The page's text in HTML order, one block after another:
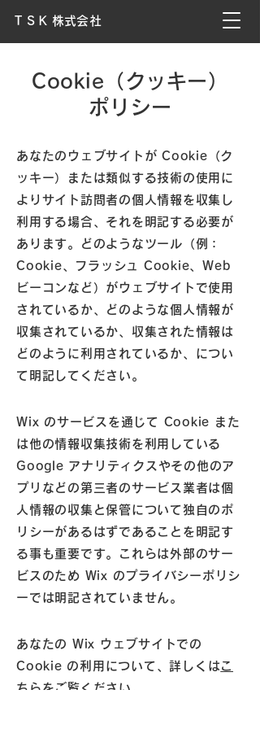
T S K 株式会社
Cookie（クッキー）
ポリシー
あなたのウェブサイトが Cookie（ク
ッキー）または類似する技術の使用に
よりサイト訪問者の個人情報を収集し
利用する場合、それを明記する必要が
あります。どのようなツール（例：
Cookie、フラッシュ Cookie、Web
ビーコンなど）がウェブサイトで使用
されているか、どのような個人情報が
収集されているか、収集された情報は
どのように利用されているか、につい
て明記してください。
Wix のサービスを通じて Cookie また
は他の情報収集技術を利用している
Google アナリティクスやその他のア
プリなどの第三者のサービス業者は個
人情報の収集と保管について独自のポ
リシーがあるはずであることを明記す
る事も重要です。これらは外部のサー
ビスのため Wix のプライバシーポリシ
ーでは明記されていません。
あなたの Wix ウェブサイトでの
Cookie の利用について、詳しくは こ
ちら をご覧ください。